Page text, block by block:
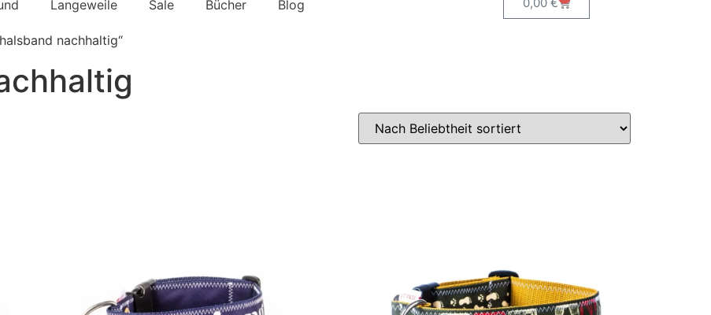
Langeweile Sale Bücher Blog
nachhaltig“